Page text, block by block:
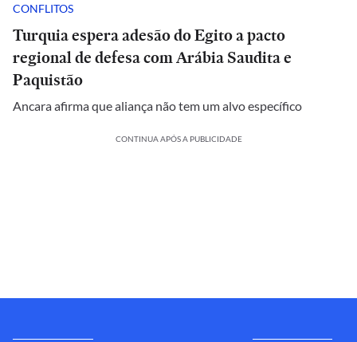
CONFLITOS
Turquia espera adesão do Egito a pacto
regional de defesa com Arábia Saudita e
Paquistão
Ancara afirma que aliança não tem um alvo específico
CONTINUA APÓS A PUBLICIDADE